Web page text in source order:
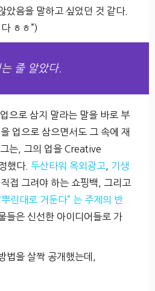
았음을 말하고 싶었던 것 같다.
ㅎㅎ”)
줄 알았다.
으로 삼지 말라는 말을 바로 부
업으로 삼으면서도 그 속에 재
는, 그의 업을 Creative
했다. 두산타워 옥외광고, 기생
접 그려야 하는 쇼핑백, 그리고
뿌린대로 거둔다” 는 주제의 반
들은 신선한 아이디어들로 가
법을 살짝 공개했는데,